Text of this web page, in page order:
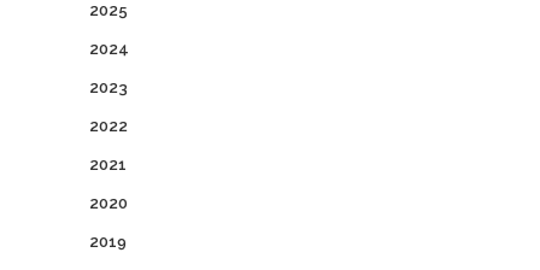
2025
2024
2023
2022
2021
2020
2019